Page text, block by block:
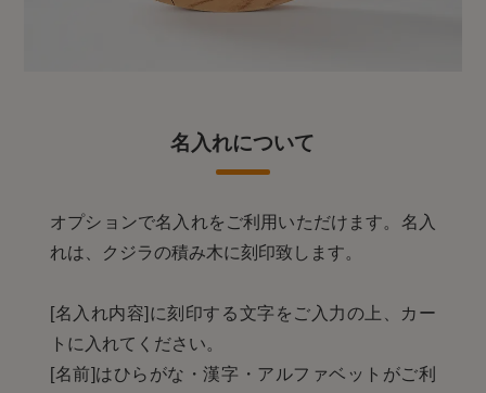
名入れについて
オプションで名入れをご利用いただけます。名入
れは、クジラの積み木に刻印致します。
[名入れ内容]に刻印する文字をご入力の上、カー
トに入れてください。
[名前]はひらがな・漢字・アルファベットがご利